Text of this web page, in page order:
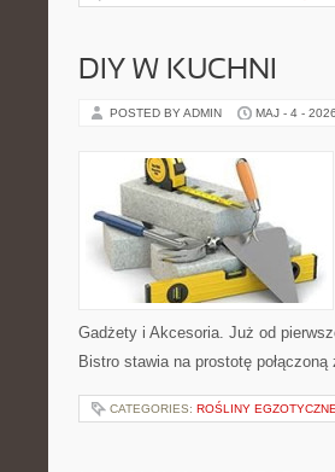
DIY W KUCHNI
POSTED BY ADMIN MAJ - 4 - 2026
Gadżety i Akcesoria. Już od
Bistro stawia na prostotę
CATEGORIES: ROŚLINY